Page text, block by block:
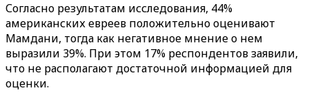
Согласно результатам исследования, 44%
американских евреев положительно оценивают
Мамдани, тогда как негативное мнение о нем
выразили 39%. При этом 17% респондентов заявили,
что не располагают достаточной информацией для
оценки.